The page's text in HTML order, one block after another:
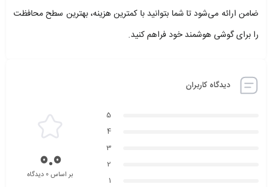
ضامن ارائه می‌شود تا شما بتوانید با کمترین هزینه، بهترین سطح محافظت
را برای گوشی هوشمند خود فراهم کنید.
دیدگاه کاربران
5
4
3
2
1
0.0بر اساس 0 دیدگاه